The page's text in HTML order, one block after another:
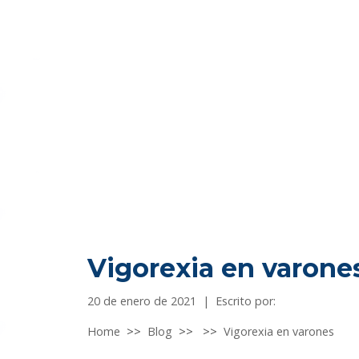
Vigorexia en
20 de enero de 2021 |
Escrito por:
Home >> Blog >> >> Vigorexia en varones